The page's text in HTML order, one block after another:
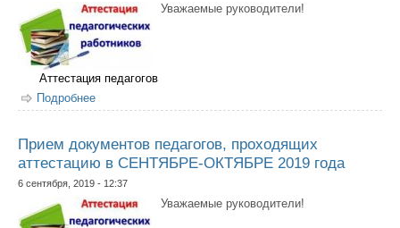
Уважаемые руководители!
Аттестация педагогов
Подробнее
аттестацию в НОЯБРЕ 2019 года
Прием документов педагогов, проходящих
аттестацию в СЕНТЯБРЕ-ОКТЯБРЕ 2019 года
6 сентября, 2019 - 12:37
Уважаемые руководители!